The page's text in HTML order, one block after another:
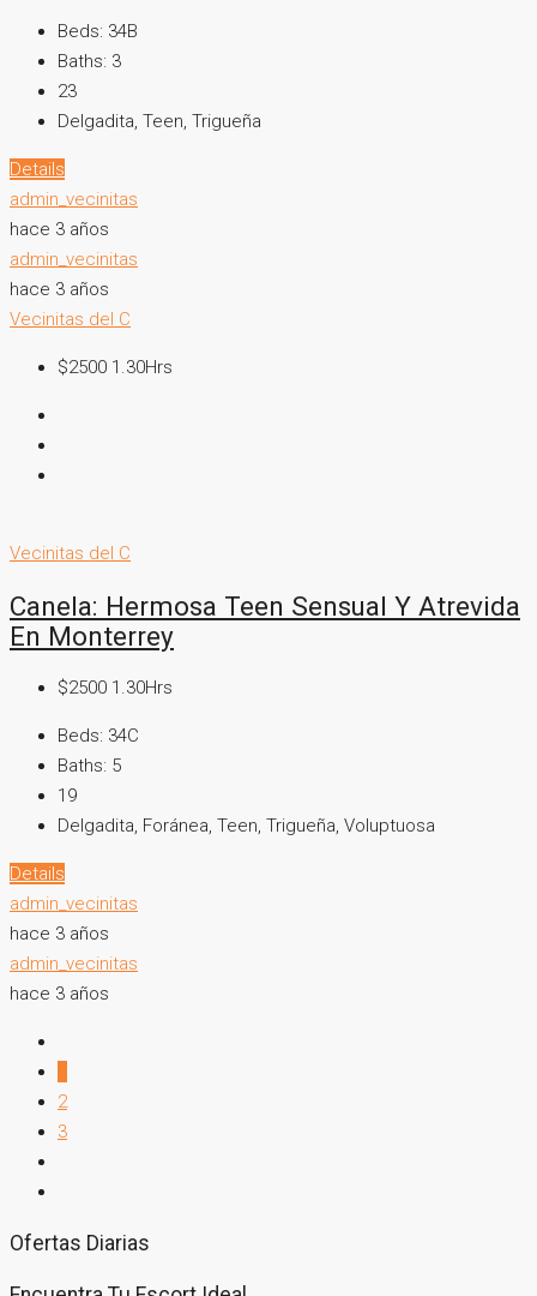
Beds: 34B
Baths: 3
23
Delgadita, Teen, Trigueña
Details
admin_vecinitas
hace 3 años
admin_vecinitas
hace 3 años
Vecinitas del C
$2500 1.30Hrs
Vecinitas del C
Canela: Hermosa Teen Sensual Y Atrevida
En Monterrey
$2500 1.30Hrs
Beds: 34C
Baths: 5
19
Delgadita, Foránea, Teen, Trigueña, Voluptuosa
Details
admin_vecinitas
hace 3 años
admin_vecinitas
hace 3 años
2
3
Ofertas Diarias